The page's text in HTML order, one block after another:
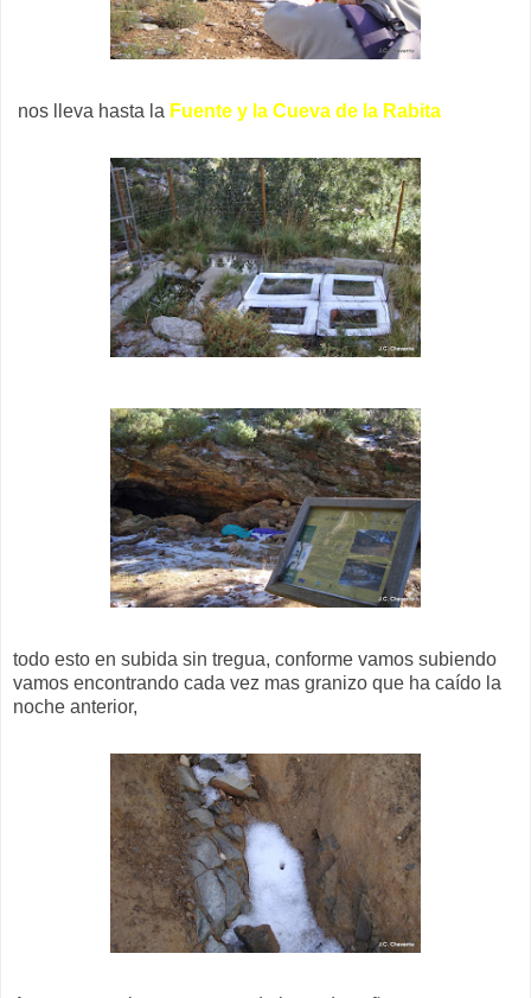
nos lleva hasta la Fuente y la Cueva de la Rabita
todo esto en subida sin tregua, conforme vamos subiendo
vamos encontrando cada vez mas granizo que ha caído la
noche anterior,